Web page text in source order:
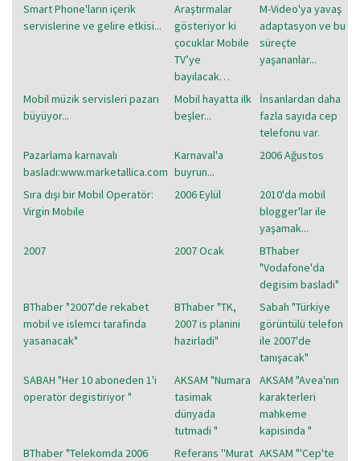
Smart Phone'ların içerik
servislerine ve gelire etkisi...
Araştırmalar
gösteriyor ki
çocuklar Mobile
TV’ye
bayılacak…
M-Video'ya yavaş
adaptasyon ve bu
süreçte
yaşananlar...
Mobil müzik servisleri pazarı
büyüyor...
Mobil hayatta ilk
beşler...
İnsanlardan daha
fazla sayıda cep
telefonu var.
Pazarlama karnavalı
basladı:www.marketallica.com
Karnaval'a
buyrun...
2006 Ağustos
Sıra dışı bir Mobil Operatör:
Virgin Mobile
2006 Eylül
2010'da mobil
blogger'lar ile
yaşamak...
2007
2007 Ocak
BThaber
"Vodafone'da
degisim basladi"
BThaber "2007'de rekabet
mobil ve islemci tarafinda
yasanacak"
BThaber "TK,
2007 is planini
hazirladi"
Sabah "Türkiye
görüntülü telefon
ile 2007'de
tanışacak"
SABAH "Her 10 aboneden 1'i
operatör degistiriyor "
AKSAM "Numara
tasimak
dünyada
tutmadi "
AKSAM "Avea'nın
karakterleri
mahkeme
kapisinda "
BThaber "Telekomda 2006
Referans ''Murat AKSAM "'Cep'te